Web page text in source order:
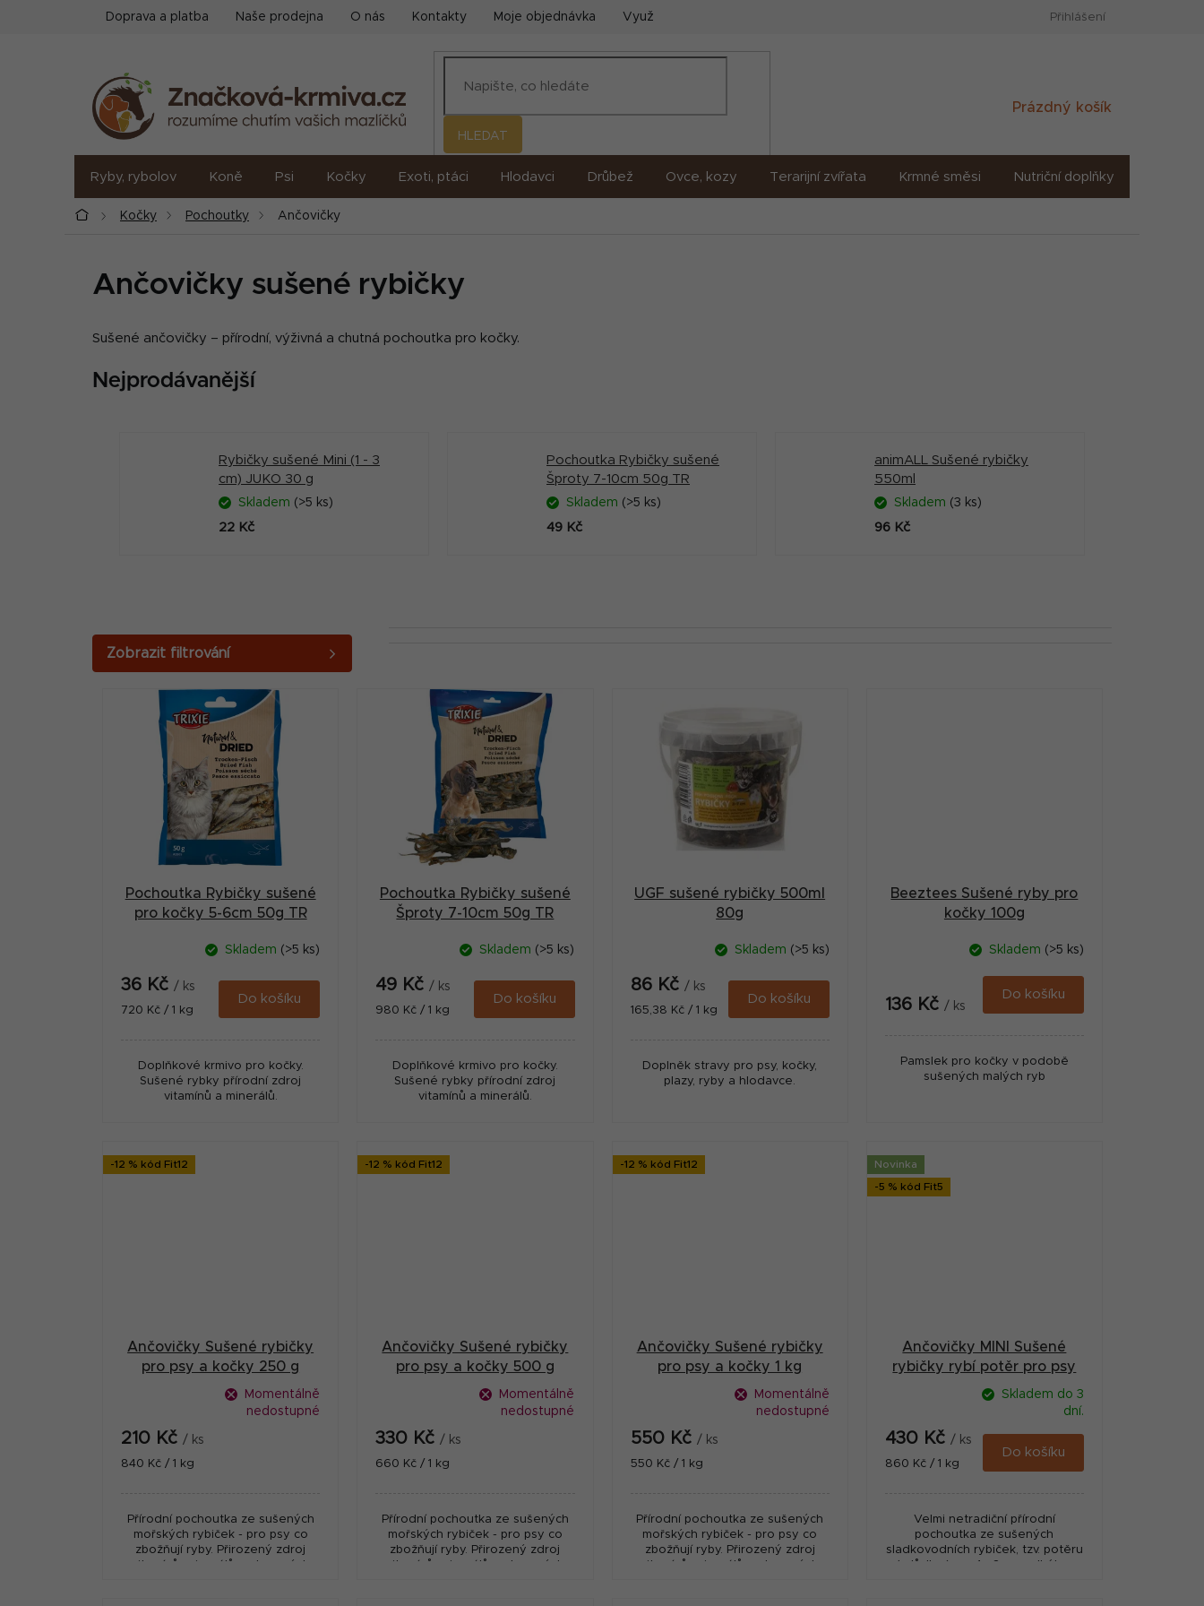
Doprava a platba Naše prodejna O nás Kontakty Moje objednávka Využití umělé inteligence (AI) Přihlášení
HLEDAT
Nákupní
Prázdný košík
Ryby, rybolov Koně Psi Kočky Exoti, ptáci Hlodavci Drůbež Ovce, kozy Terarijní zvířata Krmné směsi Nutriční doplňky
DomůKočky Pochoutky Ančovičky
Ančovičky sušené rybičky
Sušené ančovičky – přírodní, výživná a chutná pochoutka pro kočky.
Nejprodávanější
Rybičky sušené Mini (1 - 3
cm) JUKO 30 g
Skladem (>5 ks)
22 Kč
Pochoutka Rybičky sušené
Šproty 7-10cm 50g TR
Skladem (>5 ks)
49 Kč
animALL Sušené rybičky
550ml
Skladem (3 ks)
96 Kč
o
Pochoutka Rybičky sušené
pro kočky 5-6cm 50g TR
Skladem (>5 ks)
36 Kč / ks
Měrná
720 Kč / 1 kg
Do košíku
Doplňkové krmivo pro kočky.
Sušené rybky přírodní zdroj
vitamínů a minerálů.
Pochoutka Rybičky sušené
Šproty 7-10cm 50g TR
Skladem (>5 ks)
49 Kč/ ks
Měrná
980 Kč / 1 kg
Do košíku
Doplňkové krmivo pro kočky.
Sušené rybky přírodní zdroj
vitamínů a minerálů.
UGF sušené rybičky 500ml
80g
Skladem (>5 ks)
86 Kč / ks
Měrná
165,38 Kč / 1 kg
Do košíku
Doplněk stravy pro psy, kočky,
plazy, ryby a hlodavce.
Beeztees Sušené ryby pro
kočky 100g
Skladem (>5 ks)
136 Kč / ks
Do košíku
Pamslek pro kočky v podobě
sušených malých ryb
-12 % kód Fit12
Ančovičky Sušené rybičky
pro psy a kočky 250 g
Momentálně
nedostupné
210 Kč / ks
Měrná
840 Kč / 1 kg
Přírodní pochoutka ze sušených
mořských rybiček - pro psy co
zbožňují ryby. Přirozený zdroj
vitamínů, minerálů a stopových
-12 % kód Fit12
Ančovičky Sušené rybičky
pro psy a kočky 500 g
Momentálně
nedostupné
330 Kč / ks
Měrná
660 Kč / 1 kg
Přírodní pochoutka ze sušených
mořských rybiček - pro psy co
zbožňují ryby. Přirozený zdroj
vitamínů, minerálů a stopových
-12 % kód Fit12
Ančovičky Sušené rybičky
pro psy a kočky 1 kg
Momentálně
nedostupné
550 Kč / ks
Měrná
550 Kč / 1 kg
Přírodní pochoutka ze sušených
mořských rybiček - pro psy co
zbožňují ryby. Přirozený zdroj
vitamínů, minerálů a stopových
Novinka
-5 % kód Fit5
Ančovičky MINI Sušené
rybičky rybí potěr pro psy
500 g
Skladem do 3
dní.
430 Kč / ks
Měrná
860 Kč / 1 kg
Do košíku
Velmi netradiční přírodní
pochoutka ze sušených
sladkovodních rybiček, tzv. potěru
( plůdku ) cca 1 - 3 cm velkého.